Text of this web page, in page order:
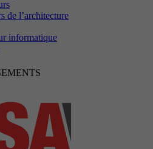
de l’architecture
informatique